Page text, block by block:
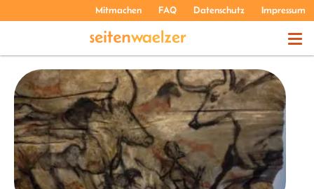
Mitmachen FAQ Datenschutz Impressum
THEMEN
PODCASTS
ÜBER UNS